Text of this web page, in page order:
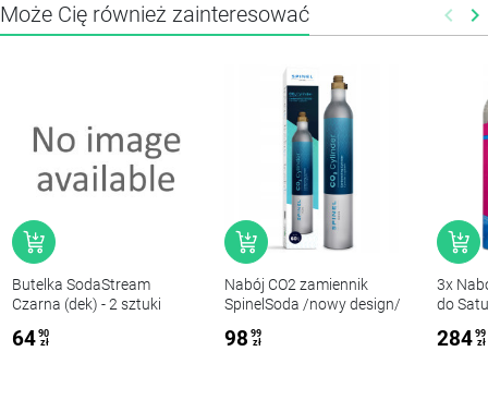
Może Cię również zainteresować keyboard_arrow_left keyboard_arrow_right
Butelka SodaStream
Czarna (dek) - 2 sztuki
64 90
zł
Nabój CO2 zamiennik
SpinelSoda /nowy design/
98 99
zł
3x
do
284 99
zł